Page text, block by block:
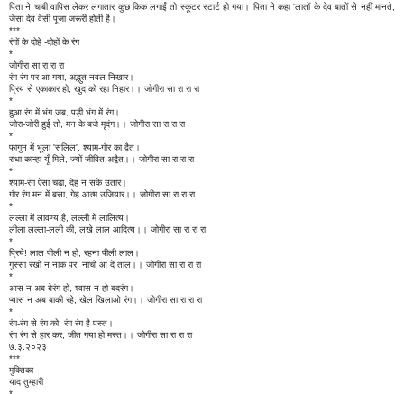
पिता ने चाबी वापिस लेकर लगातार कुछ किक लगाईं तो स्कूटर स्टार्ट हो गया। पिता ने कहा 'लातों के देव बातों से नहीं मानते,
जैसा देव वैसी पूजा जरूरी होती है।
***
रंगों के दोहे -दोहों के रंग
*
जोगीरा सा रा रा रा
रंग रंग पर आ गया, अद्भुत नवल निखार।
प्रिय से एकाकार हो, खुद को रहा निहार।। जोगीरा सा रा रा रा
*
हुआ रंग में भंग जब, पड़ी भंग में रंग।
जोरा-जोरी हुई तो, मन के बजे मृदंग।। जोगीरा सा रा रा रा
*
फागुन में भूला 'सलिल', श्याम-गौर का द्वैत।
राधा-कान्हा यूँ मिले, ज्यों जीवित अद्वैत।। जोगीरा सा रा रा रा
*
श्याम-रंग ऐसा चढ़ा, देह न सके उतार।
गौर रंग मन में बसा, गेह आत्म उजियार।। जोगीरा सा रा रा रा
*
लल्ला में लावण्य है, लल्ली में लालित्य।
लीला लल्ला-लली की, लखे लाल आदित्य।। जोगीरा सा रा रा रा
*
प्रिये! लाल पीली न हो, रहना पीली लाल।
गुस्सा रखो न नाक पर, नाचो आ दे ताल।। जोगीरा सा रा रा रा
*
आस न अब बेरंग हो, श्वास न हो बदरंग।
प्यास न अब बाकी रहे, खेल खिलाओ रंग।। जोगीरा सा रा रा रा
*
रंग-रंग से रंग को, रंग रंग है पस्त।
रंग रंग से हार कर, जीत गया हो मस्त।। जोगीरा सा रा रा रा
७.३.२०२३
***
मुक्तिका
याद तुम्हारी